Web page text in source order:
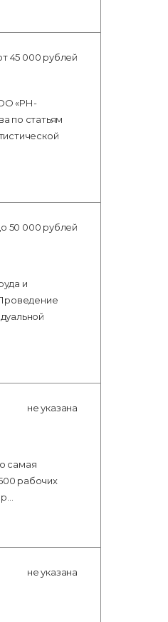
45 000 рублей
«РН-
по статьям
50 000 рублей
и
не указана
самая
рабочих
не указана